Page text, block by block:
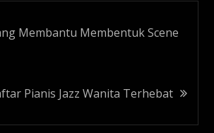
Membantu Membentuk Scene
Pianis Jazz Wanita Terhebat